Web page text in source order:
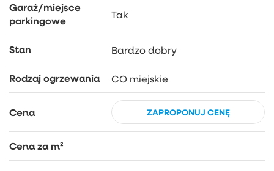
Garaż/miejsce
parkingowe
Tak
Stan Bardzo dobry
Rodzaj ogrzewania CO miejskie
Cena ZAPROPONUJ CENĘ
Cena za m²